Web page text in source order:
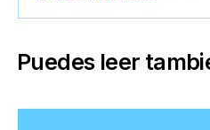
Puedes leer